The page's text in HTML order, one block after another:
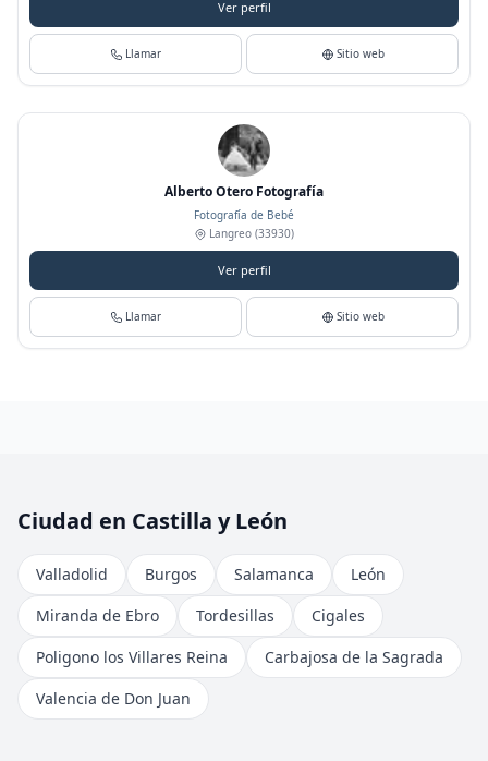
Ver perfil
Llamar Sitio web
Alberto Otero Fotografía
Fotografía de Bebé
Langreo (33930)
Ver perfil
Llamar Sitio web
Ciudad en Castilla y León
Valladolid Burgos Salamanca
León
Miranda de Ebro
Tordesillas
Cigales
Poligono los Villares Reina
Carbajosa de la Sagrada
Valencia de Don Juan